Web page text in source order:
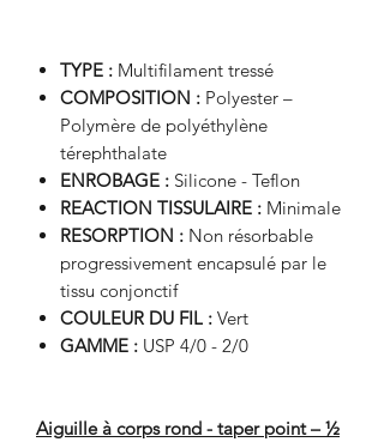
TYPE : Multifilament tressé
COMPOSITION : Polyester –
Polymère de polyéthylène
térephthalate
ENROBAGE : Silicone - Teflon
REACTION TISSULAIRE : Minimale
RESORPTION : Non résorbable
progressivement encapsulé par le
tissu conjonctif
COULEUR DU FIL : Vert
GAMME : USP 4/0 - 2/0
Aiguille à corps rond - taper point – ½